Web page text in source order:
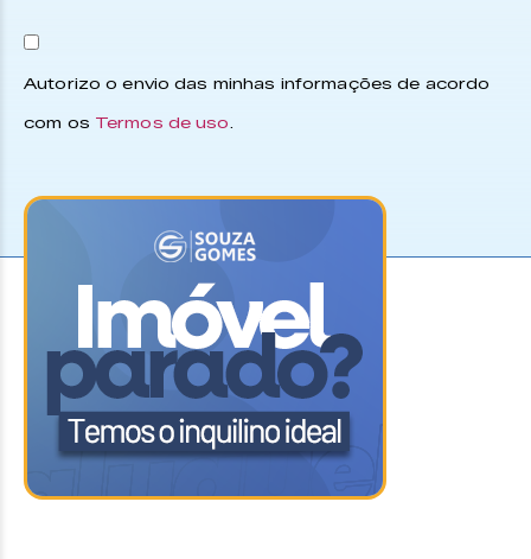
Autorizo o envio das minhas informações de acordo
com os Termos de uso.